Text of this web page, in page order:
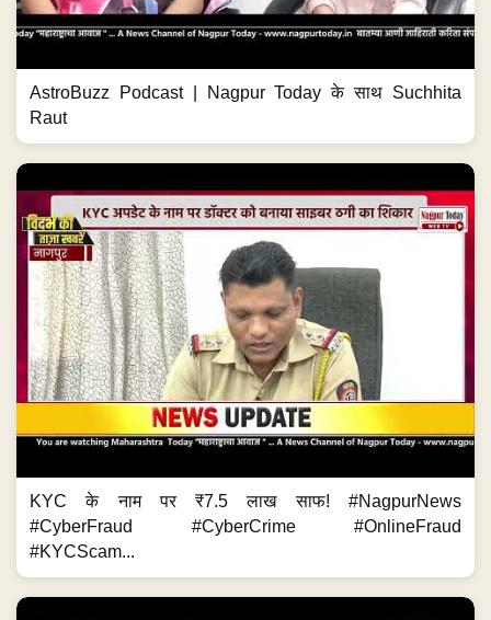
AstroBuzz Podcast | Nagpur Today के साथ Suchhita
Raut
KYC के नाम पर ₹7.5 लाख साफ! #NagpurNews
#CyberFraud #CyberCrime #OnlineFraud
#KYCScam...